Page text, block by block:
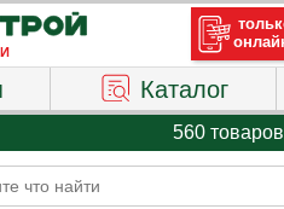
Каталог
560